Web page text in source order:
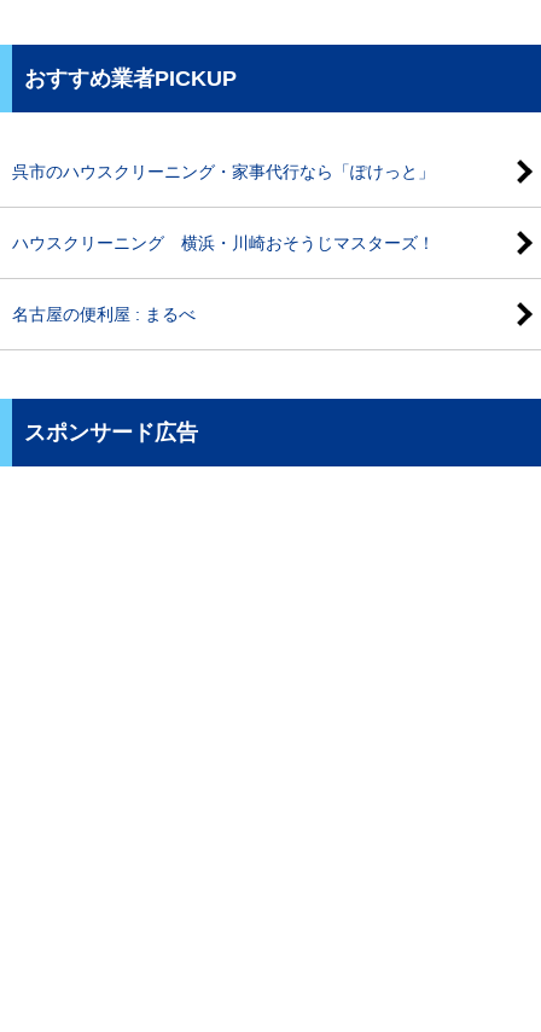
おすすめ業者PICKUP
呉市のハウスクリーニング・家事代行なら「ぽけっと」
ハウスクリーニング 横浜・川崎おそうじマスターズ！
名古屋の便利屋 : まるべ
スポンサード広告